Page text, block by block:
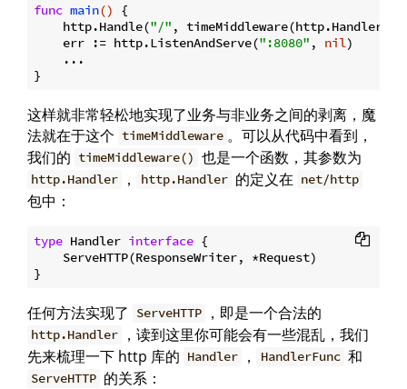
func main()
{
    http.Handle(
"/" ,
    err := http.ListenAndServe(
":8080" , nil)
    ...
这样就非常轻松地实现了业务与非业务之间的剥离，魔
法就在于这个 timeMiddleware 。可以从代码中看到，
我们的 timeMiddleware() 也是一个函数，其参数为
http.Handler ， http.Handler 的定义在 net/http
包中：
type Handler interface {
    ServeHTTP(ResponseWriter, *Request)
任何方法实现了 ServeHTTP ，即是一个合法的
http.Handler
，读到这里你可能会有一些混乱，我们
先来梳理一下 http 库的 Handler ， HandlerFunc 和
ServeHTTP 的关系：